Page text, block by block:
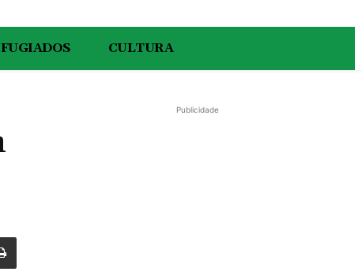
CULTURA
Publicidade